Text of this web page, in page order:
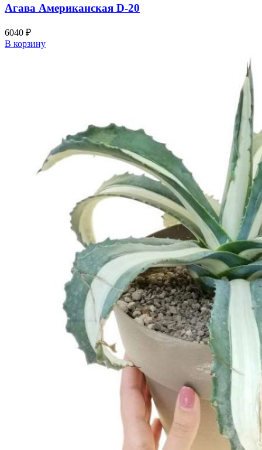
Агава Американская D-20
6040 ₽
В корзину